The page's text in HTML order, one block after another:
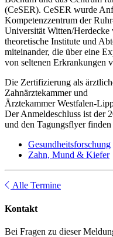
(CeSER). CeSER wurde
Kompetenzzentrum der
Universität Witten/
theoretische Institute und
miteinander, die über eine
von seltenen Erkrankungen
Die Zertifizierung als
Zahnärztekammer und
Ärztekammer Westfalen-
Der Anmeldeschluss ist der
und den Tagungsflyer finden
Gesundheitsforschung
Zahn, Mund & Kiefer
Alle Termine
Kontakt
Bei Fragen zu dieser